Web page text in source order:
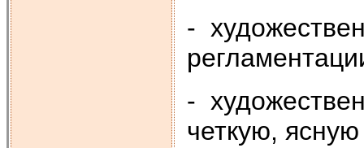
-
-
четкую,